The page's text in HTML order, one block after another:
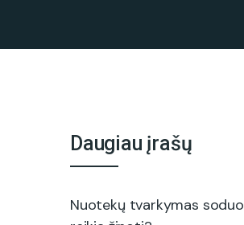
Daugiau įrašų
Nuotekų tvarkymas